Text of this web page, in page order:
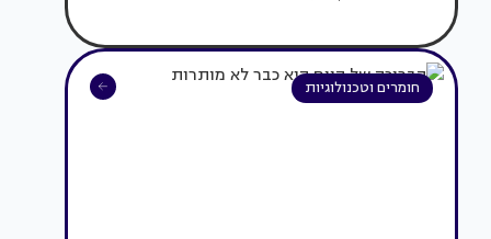
חומרים וטכנולוגיות